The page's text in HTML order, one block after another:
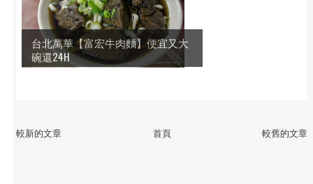
台北萬華【富宏牛肉麵】便宜又大
碗還24H
較新的文章 較舊的文章
首頁